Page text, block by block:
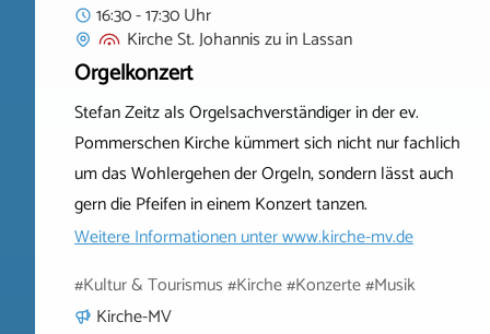
16:30 - 17:30 Uhr
Kirche St. Johannis zuinLassan
Orgelkonzert
Stefan Zeitz als Orgelsachverständiger in der ev.
Pommerschen Kirche kümmert sich nicht nur fachlich
um das Wohlergehen der Orgeln, sondern lässt auch
gern die Pfeifen in einem Konzert tanzen.
Weitere Informationen unterwww.kirche-mv.de
#Kultur & Tourismus #Kirche #Konzerte #Musik
Kirche-MV